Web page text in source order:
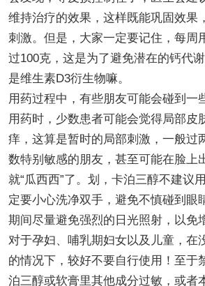
维持治疗的效果，这样既能巩固效果
刺激。但是，大家一定要记住，每周
过100克，这是为了避免潜在的钙代
是维生素D3衍生物嘛。
用药过程中，有些朋友可能会碰到一
用药时，少数患者可能会觉得局部皮
痒，这算是暂时的局部刺激，一般过
数特别敏感的朋友，甚至可能在脸
就“瓜西西”了。划，卡泊三醇不建议
定要小心洗净双手，避免不慎碰到眼
期间尽量避免强烈的日光照射，以免
对于孕妇、哺乳期妇女以及儿童，在
的情况下，较好不要自行使用！至于
泊三醇或软膏里其他成分过敏，或者